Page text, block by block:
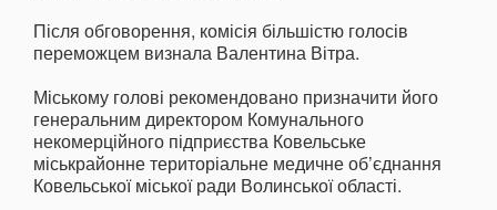
Після обговорення, комісія більшістю голосів
переможцем визнала Валентина Вітра.
Міському голові рекомендовано призначити його
генеральним директором Комунального
некомерційного підприєства Ковельське
міськрайонне територіальне медичне об’єднання
Ковельської міської ради Волинської області.